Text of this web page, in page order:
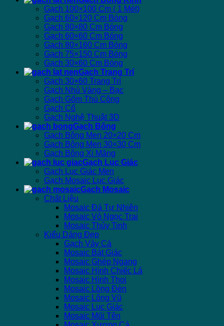
Gạch 100×100 Cm ( 1 Mét)
Gạch 60×120 Cm Bóng
Gạch 80×80 Cm Bóng
Gạch 60×60 Cm Bóng
Gạch 80×160 Cm Bóng
Gạch 75×150 Cm Bóng
Gạch 30×60 Cm Bóng
Gạch Trang Trí
Gạch 30×60 Trang Trí
Gạch Nhủ Vàng – Bạc
Gạch Gốm Thủ Công
Gạch Cổ
Gạch Nghệ Thuật 3D
Gạch Bông
Gạch Bông Men 20×20 Cm
Gạch Bông Men 30×30 Cm
Gạch Bông Xi Măng
Gạch Lục Giác
Gạch Lục Giác Men
Gạch Mosaic Lục Giác
Gạch Mosaic
Chất Liệu
Mosaic Đá Tự Nhiên
Mosaic Vỏ Ngọc Trai
Mosaic Thủy Tinh
Kiểu Dáng Đẹp
Gạch Vảy Cá
Mosaic Bát Giác
Mosaic Ghép Ngang
Mosaic Hình Chiếc Lá
Mosaic Hình Thoi
Mosaic Lồng Đèn
Mosaic Lông Vũ
Mosaic Lục Giác
Mosaic Mũi Tên